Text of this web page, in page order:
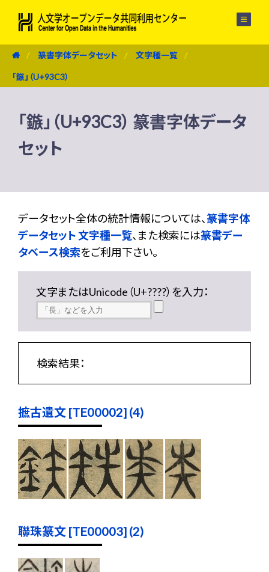
篆書字体データセット 文字種一覧
「鏃」（U+93C3）
「鏃」（U+93C3） 篆書字体データ
セット
データセット全体の統計情報については、篆書字体
データセット 文字種一覧、また検索には篆書デー
タベース検索をご利用下さい。
文字またはUnicode（U+????）を入力：
検索結果：
摭古遺文 [TE00002] (4)
聯珠篆文 [TE00003] (2)